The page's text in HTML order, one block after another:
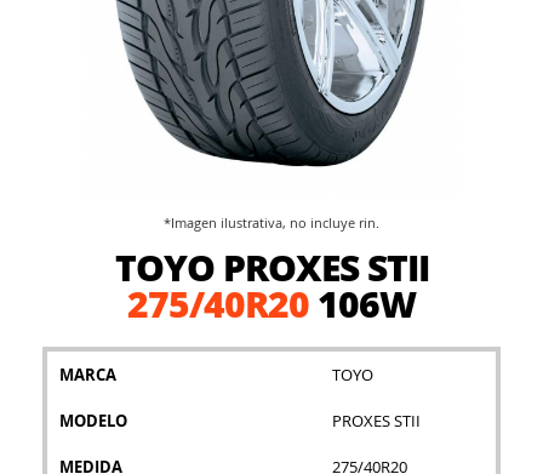
TOYO PROXES STII
275/40R20106W
MARCA TOYO
MODELO PROXES STII
MEDIDA 275/40R20
*Imagen ilustrativa, no incluye rin.
galería
imágenes